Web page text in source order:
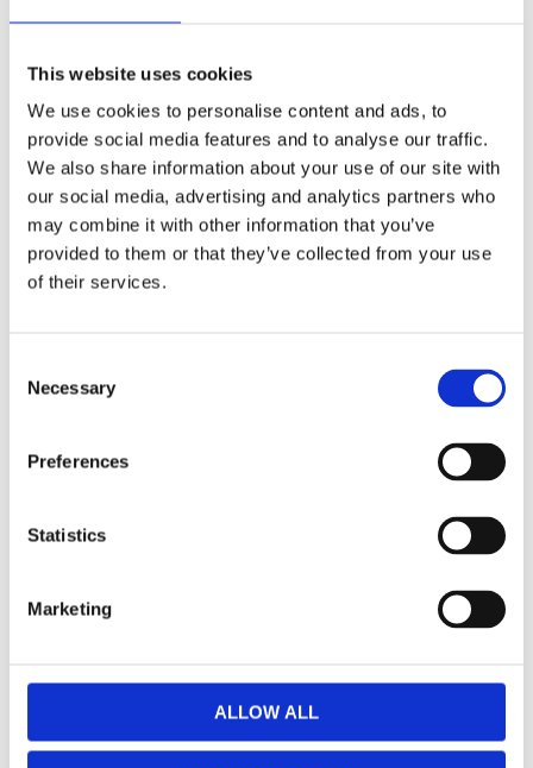
This website uses cookies
We use cookies to personalise content and ads, to
provide social media features and to analyse our traffic.
We also share information about your use of our site with
our social media, advertising and analytics partners who
may combine it with other information that you’ve
provided to them or that they’ve collected from your use
of their services.
Selection
Necessary
Preferences
Statistics
Marketing
ALLOW ALL
Ballet nålar,
guldpläterade F2
Motsvarar de behov en kund med allergier och känslig hud har och
guldpläterade F4